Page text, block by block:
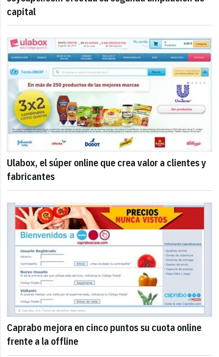
capital
Ulabox, el súper online que crea valor a clientes y
fabricantes
Caprabo mejora en cinco puntos su cuota online
frente a la offline